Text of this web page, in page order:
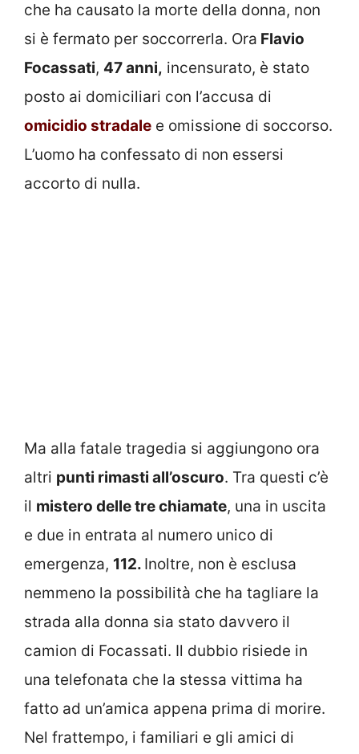
che ha causato la morte della donna, non
si è fermato per soccorrerla. Ora Flavio
Focassati, 47 anni, incensurato, è stato
posto ai domiciliari con l’accusa di
omicidio stradale e omissione di soccorso.
L’uomo ha confessato di non essersi
accorto di nulla.
Ma alla fatale tragedia si aggiungono ora
altri punti rimasti all’oscuro. Tra questi c’è
il mistero delle tre chiamate, una in uscita
e due in entrata al numero unico di
emergenza, 112. Inoltre, non è esclusa
nemmeno la possibilità che ha tagliare la
strada alla donna sia stato davvero il
camion di Focassati. Il dubbio risiede in
una telefonata che la stessa vittima ha
fatto ad un’amica appena prima di morire.
Nel frattempo, i familiari e gli amici di